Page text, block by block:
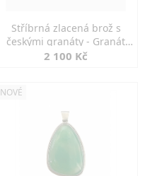
Stříbrná zlacená brož s
českými granáty - Granát
Turnov
2 100 Kč
NOVÉ